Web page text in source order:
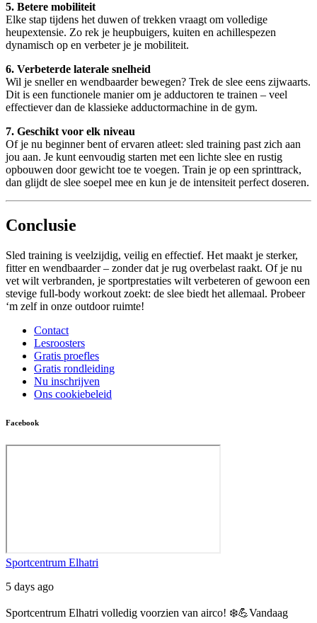
5. Betere mobiliteit
Elke stap tijdens het duwen of trekken vraagt om volledige
heupextensie. Zo rek je heupbuigers, kuiten en achillespezen
dynamisch op en verbeter je je mobiliteit.
6. Verbeterde laterale snelheid
Wil je sneller en wendbaarder bewegen? Trek de slee eens zijwaarts.
Dit is een functionele manier om je adductoren te trainen – veel
effectiever dan de klassieke adductormachine in de gym.
7. Geschikt voor elk niveau
Of je nu beginner bent of ervaren atleet: sled training past zich aan
jou aan. Je kunt eenvoudig starten met een lichte slee en rustig
opbouwen door gewicht toe te voegen. Train je op een sprinttrack,
dan glijdt de slee soepel mee en kun je de intensiteit perfect doseren.
Conclusie
Sled training is veelzijdig, veilig en effectief. Het maakt je sterker,
fitter en wendbaarder – zonder dat je rug overbelast raakt. Of je nu
vet wilt verbranden, je sportprestaties wilt verbeteren of gewoon een
stevige full-body workout zoekt: de slee biedt het allemaal. Probeer
‘m zelf in onze outdoor ruimte!
Contact
Lesroosters
Gratis proefles
Gratis rondleiding
Nu inschrijven
Ons cookiebeleid
Facebook
Sportcentrum Elhatri
5 days ago
Sportcentrum Elhatri volledig voorzien van airco! ❄️💪Vandaag